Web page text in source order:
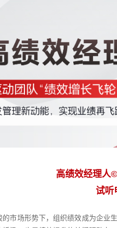
高绩效经理人
试听
的市场形势下，组织绩效成为企业